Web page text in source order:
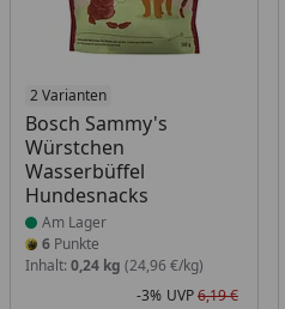
2 Varianten
Bosch Sammy's
Würstchen
Wasserbüffel
Hundesnacks
Produkt am Lager
Am Lager
6 Punkte
Inhalt: 0,24 kg (24,96 €/kg)
-3% UVP6,19 €